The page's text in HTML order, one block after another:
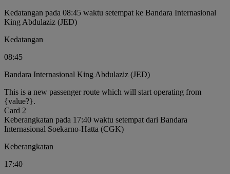
Kedatangan pada 08:45 waktu setempat ke Bandara Internasional
King Abdulaziz (JED)
Kedatangan
08:45
Bandara Internasional King Abdulaziz (JED)
This is a new passenger route which will start operating from
{value?}.
Card 2
Keberangkatan pada 17:40 waktu setempat dari Bandara
Internasional Soekarno-Hatta (CGK)
Keberangkatan
17:40